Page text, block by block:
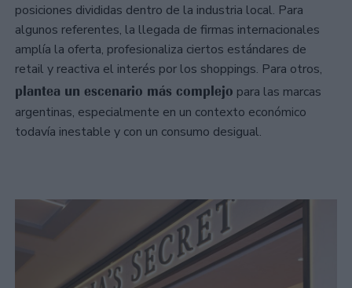
posiciones divididas dentro de la industria local. Para
algunos referentes, la llegada de firmas internacionales
amplía la oferta, profesionaliza ciertos estándares de
retail y reactiva el interés por los shoppings. Para otros,
plantea un escenario más complejo para las marcas
argentinas, especialmente en un contexto económico
todavía inestable y con un consumo desigual.